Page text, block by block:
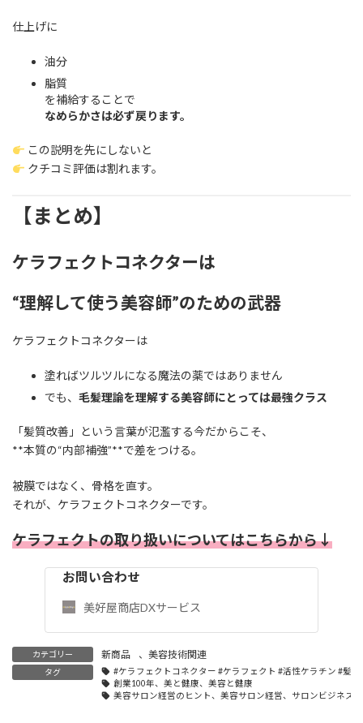
仕上げに
油分
脂質
を補給することで
なめらかさは必ず戻ります。
この説明を先にしないと
クチコミ評価は割れます。
【まとめ】
ケラフェクトコネクターは
“理解して使う美容師”のための武器
ケラフェクトコネクターは
塗ればツルツルになる魔法の薬ではありません
でも、 毛髪理論を理解する美容師にとっては最強クラス
「髪質改善」という言葉が氾濫する今だからこそ、
**本質の“内部補強”**で差をつける。
被膜ではなく、骨格を直す。
それが、ケラフェクトコネクターです。
ケラフェクトの取り扱いについてはこちらから↓
お問い合わせ
美好屋商店DXサービス
カテゴリー 新商品 、 美容技術関連
タグ
#ケラフェクトコネクター #ケラフェクト #活性ケラチン #髪
創業100年、美と健康、美容と健康
美容サロン経営のヒント、美容サロン経営、サロンビジネス